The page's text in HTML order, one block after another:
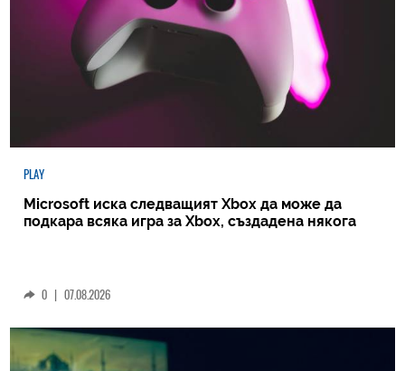
PLAY
Microsoft иска следващият Xbox да може да
подкара всяка игра за Xbox, създадена някога
0 | 07.08.2026